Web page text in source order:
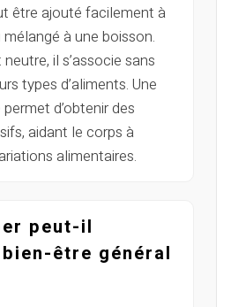
être ajouté facilement à
mélangé à une boisson.
il s’associe sans
types d’aliments. Une
d’obtenir des
aidant le corps à
alimentaires.
peut-il
être général